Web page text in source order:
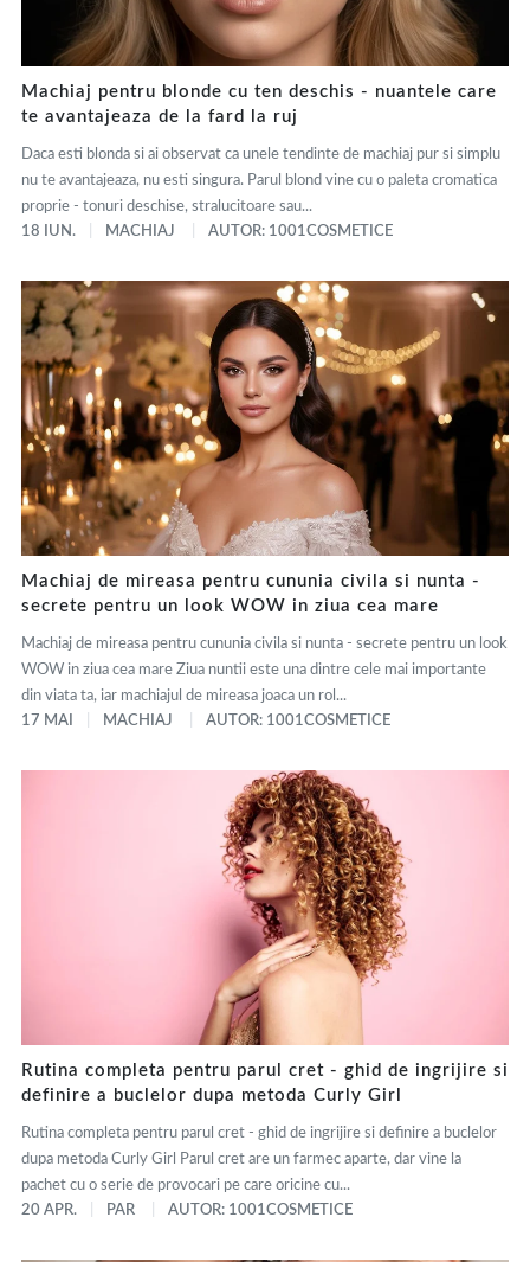
Machiaj pentru blonde cu ten deschis - nuantele care
te avantajeaza de la fard la ruj
Daca esti blonda si ai observat ca unele tendinte de machiaj pur si simplu
nu te avantajeaza, nu esti singura. Parul blond vine cu o paleta cromatica
proprie - tonuri deschise, stralucitoare sau...
18 IUN.
MACHIAJ AUTOR: 1001COSMETICE
Machiaj de mireasa pentru cununia civila si nunta -
secrete pentru un look WOW in ziua cea mare
Machiaj de mireasa pentru cununia civila si nunta - secrete pentru un look
WOW in ziua cea mare Ziua nuntii este una dintre cele mai importante
din viata ta, iar machiajul de mireasa joaca un rol...
17 MAI
MACHIAJ AUTOR: 1001COSMETICE
Rutina completa pentru parul cret - ghid de ingrijire si
definire a buclelor dupa metoda Curly Girl
Rutina completa pentru parul cret - ghid de ingrijire si definire a buclelor
dupa metoda Curly Girl Parul cret are un farmec aparte, dar vine la
pachet cu o serie de provocari pe care oricine cu...
20 APR.
PAR AUTOR: 1001COSMETICE